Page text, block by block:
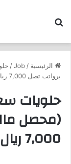
الرئيسية /
Job
/
برواتب تصل 7,000 ريال
حلويات
(محصل
7,000 ريال